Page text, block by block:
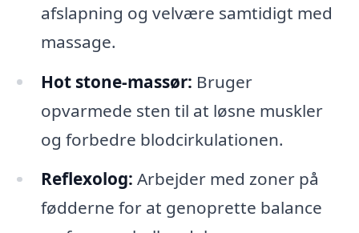
afslapning og velvære samtidigt med
massage.
Hot stone-massør: Bruger
opvarmede sten til at løsne muskler
og forbedre blodcirkulationen.
Reflexolog: Arbejder med zoner på
fødderne for at genoprette balance